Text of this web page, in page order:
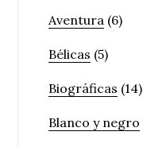
Aventura (6)
Bélicas (5)
Biográficas (14)
Blanco y negro